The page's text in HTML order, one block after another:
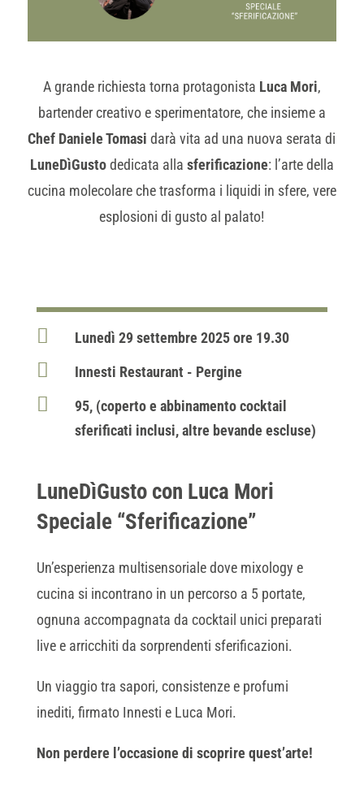
A grande richiesta torna protagonista Luca Mori,
bartender creativo e sperimentatore, che insieme a
Chef Daniele Tomasi darà vita ad una nuova serata di
LuneDìGustodedicata alla sferificazione: l’arte della
cucina molecolare che trasforma i liquidi in sfere, vere
esplosioni di gusto al palato!
 Lunedì 29 settembre 2025 ore 19.30
 Innesti Restaurant - Pergine

95, (coperto e abbinamento cocktail
sferificati inclusi, altre bevande escluse)
LuneDìGusto con Luca Mori
Speciale “Sferificazione”
Un’esperienza multisensoriale dove mixology e
cucina si incontrano in un percorso a 5 portate,
ognuna accompagnata da cocktail unici preparati
live e arricchiti da sorprendenti sferificazioni.
Un viaggio tra sapori, consistenze e profumi
inediti, firmato Innesti e Luca Mori.
Non perdere l’occasione di scoprire quest’arte!